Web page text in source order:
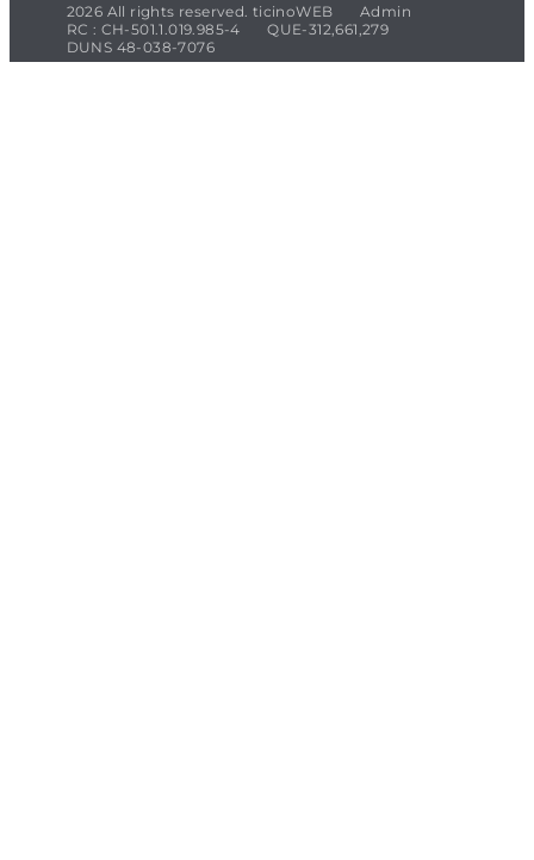
2026 All rights reserved. ticinoWEB
Admin
RC : CH-501.1.019.985-4
QUE-312,661,279
DUNS 48-038-7076